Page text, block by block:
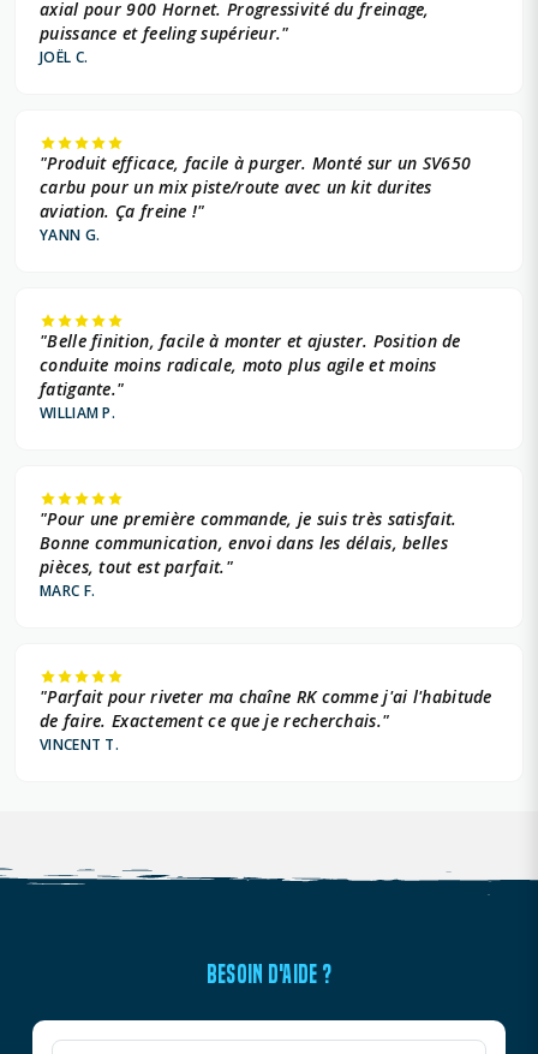
axial pour 900 Hornet. Progressivité du freinage,
puissance et feeling supérieur."
JOËL C.
"Produit efficace, facile à purger. Monté sur un SV650
carbu pour un mix piste/route avec un kit durites
aviation. Ça freine !"
YANN G.
"Belle finition, facile à monter et ajuster. Position de
conduite moins radicale, moto plus agile et moins
fatigante."
WILLIAM P.
"Pour une première commande, je suis très satisfait.
Bonne communication, envoi dans les délais, belles
pièces, tout est parfait."
MARC F.
"Parfait pour riveter ma chaîne RK comme j'ai l'habitude
de faire. Exactement ce que je recherchais."
VINCENT T.
BESOIN D'AIDE ?